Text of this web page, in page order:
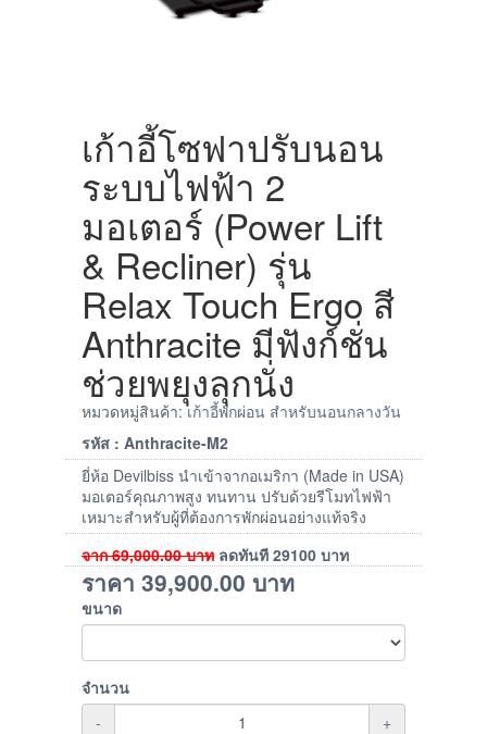
เก้าอี้โซฟาปรับนอน
ระบบไฟฟ้า 2
มอเตอร์ (Power Lift
& Recliner) รุ่น
Relax Touch Ergo สี
Anthracite มีฟังก์ชั่น
ช่วยพยุงลุกนั่ง
หมวดหมู่สินค้า:เก้าอี้พักผ่อน สำหรับนอนกลางวัน
รหัส : Anthracite-M2
ยี่ห้อ Devilbiss นำเข้าจากอเมริกา (Made in USA)
มอเตอร์คุณภาพสูง ทนทาน ปรับด้วยรีโมทไฟฟ้า
เหมาะสำหรับผู้ที่ต้องการพักผ่อนอย่างแท้จริง
จาก69,000.00บาท ลดทันที 29100 บาท
ราคา 39,900.00 บาท
ขนาด
จำนวน
-
+